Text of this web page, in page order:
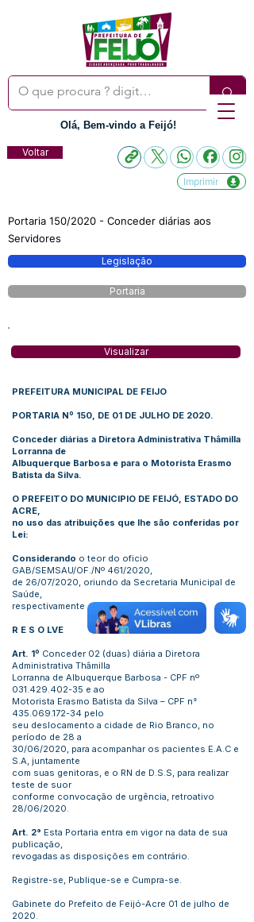
Olá, Bem-vindo a Feijó!
Voltar
Imprimir
Portaria 150/2020 - Conceder diárias aos
Servidores
Legislação
Portaria
Visualizar
PREFEITURA MUNICIPAL DE FEIJO
PORTARIA Nº 150, DE 01 DE JULHO DE 2020.
Conceder diárias a Diretora Administrativa Thâmilla
Lorranna de
Albuquerque Barbosa e para o Motorista Erasmo
Batista da Silva.
O PREFEITO DO MUNICIPIO DE FEIJÓ, ESTADO DO
ACRE,
no uso das atribuições que lhe são conferidas por
Lei:
Considerando o teor do oficio
GAB/SEMSAU/OF./Nº 461/2020,
de 26/07/2020, oriundo da Secretaria Municipal de
Saúde,
respectivamente com Propostas de Viagem.
R E S O LVE
Art. 1º Conceder 02 (duas) diária a Diretora
Administrativa Thâmilla
Lorranna de Albuquerque Barbosa - CPF nº
031.429.402-35 e ao
Motorista Erasmo Batista da Silva – CPF n°
435.069.172-34 pelo
seu deslocamento a cidade de Rio Branco, no
período de 28 a
30/06/2020, para acompanhar os pacientes E.A.C e
S.A, juntamente
com suas genitoras, e o RN de D.S.S, para realizar
teste de suor
conforme convocação de urgência, retroativo
28/06/2020.
Art. 2° Esta Portaria entra em vigor na data de sua
publicação,
revogadas as disposições em contrário.
Registre-se, Publique-se e Cumpra-se.
Gabinete do Prefeito de Feijó-Acre 01 de julho de
2020.